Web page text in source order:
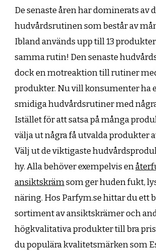
De senaste åren har dominerats av
hudvårdsrutinen som består av
Ibland används upp till 13
samma rutin! Den senaste
dock en motreaktion till rutiner
produkter. Nu vill konsumenter ha
smidiga hudvårdsrutiner med
Istället för att satsa på många
välja ut några få utvalda produkter
Välj ut de viktigaste
hy. Alla behöver exempelvis en
ansiktskrämsom ger huden fukt,
näring. Hos Parfym.se hittar du ett
sortiment av ansiktskrämer och
högkvalitativa produkter till bra
du populära kvalitetsmärken som